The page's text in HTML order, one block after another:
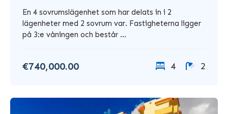
En 4 sovrumslägenhet som har delats in i 2
lägenheter med 2 sovrum var. Fastigheterna ligger
på 3:e våningen och består ...
€740,000.00 4 2